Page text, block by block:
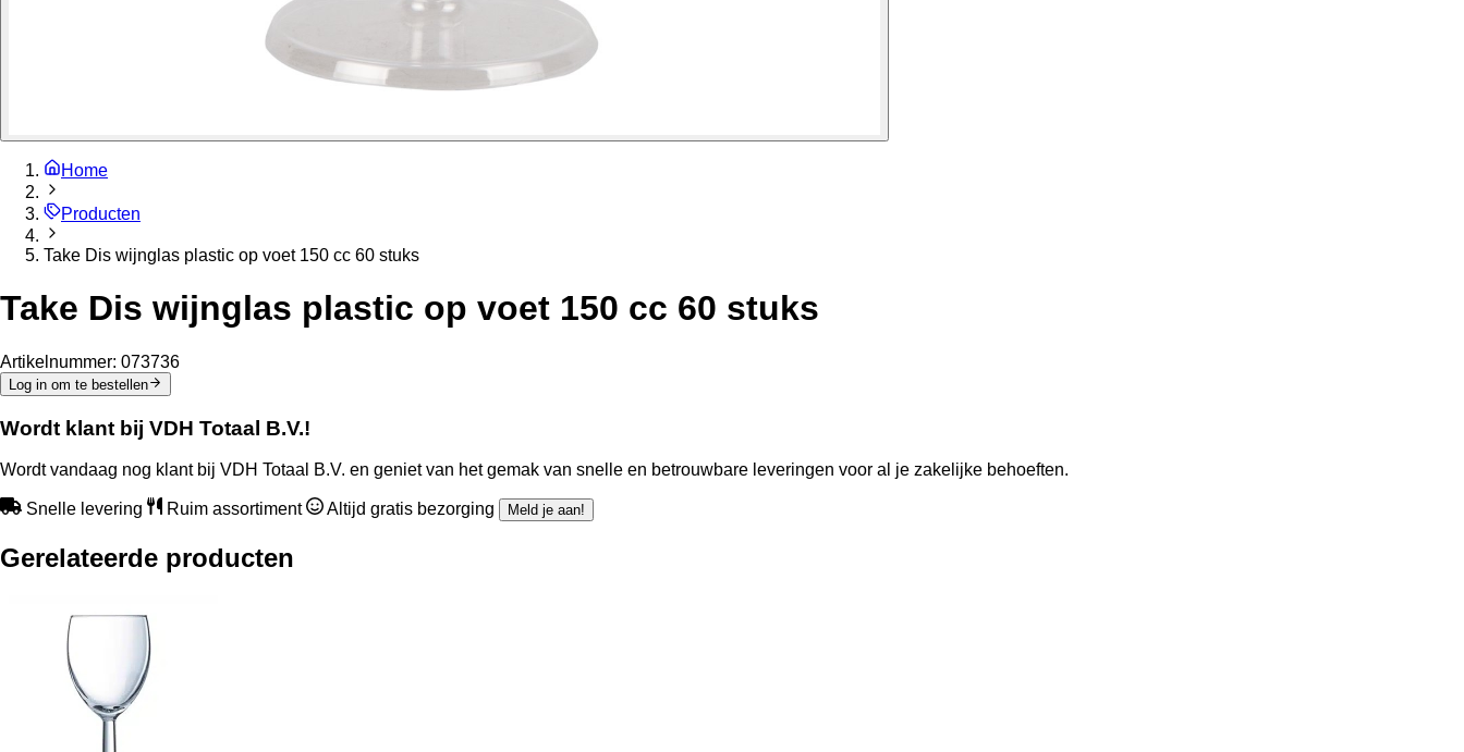
Home
Producten
Take Dis wijnglas plastic op voet 150 cc 60 stuks
Take Dis wijnglas plastic op voet 150 cc 60 stuks
Artikelnummer: 073736
Log in om te bestellen
Wordt klant bij VDH Totaal B.V.!
Wordt vandaag nog klant bij VDH Totaal B.V. en geniet van het gemak van snelle en betrouwbare leveringen voor al je zakelijke behoeften.
Snelle levering Ruim assortiment Altijd gratis bezorging Meld je aan!
Gerelateerde producten